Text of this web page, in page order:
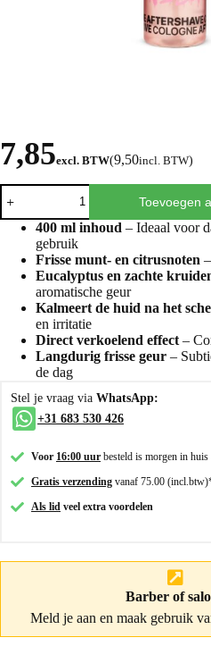
7,85excl. BTW(9,50incl. BTW)
Toevoegen
400 ml inhoud – Ideaal voor
gebruik
Frisse munt- en citrusnoten
Eucalyptus en zachte
aromatische geur
Kalmeert de huid na het
en irritatie
Direct verkoelend effect –
Langdurig frisse geur –
de dag
Stel je vraag via WhatsApp:
+31 683 530 426
Voor 16:00 uur besteld is morgen in huis
Gratis verzending vanaf 75.00
Als lid veel extra voordelen
Barber of
Meld je aan en maak gebruik